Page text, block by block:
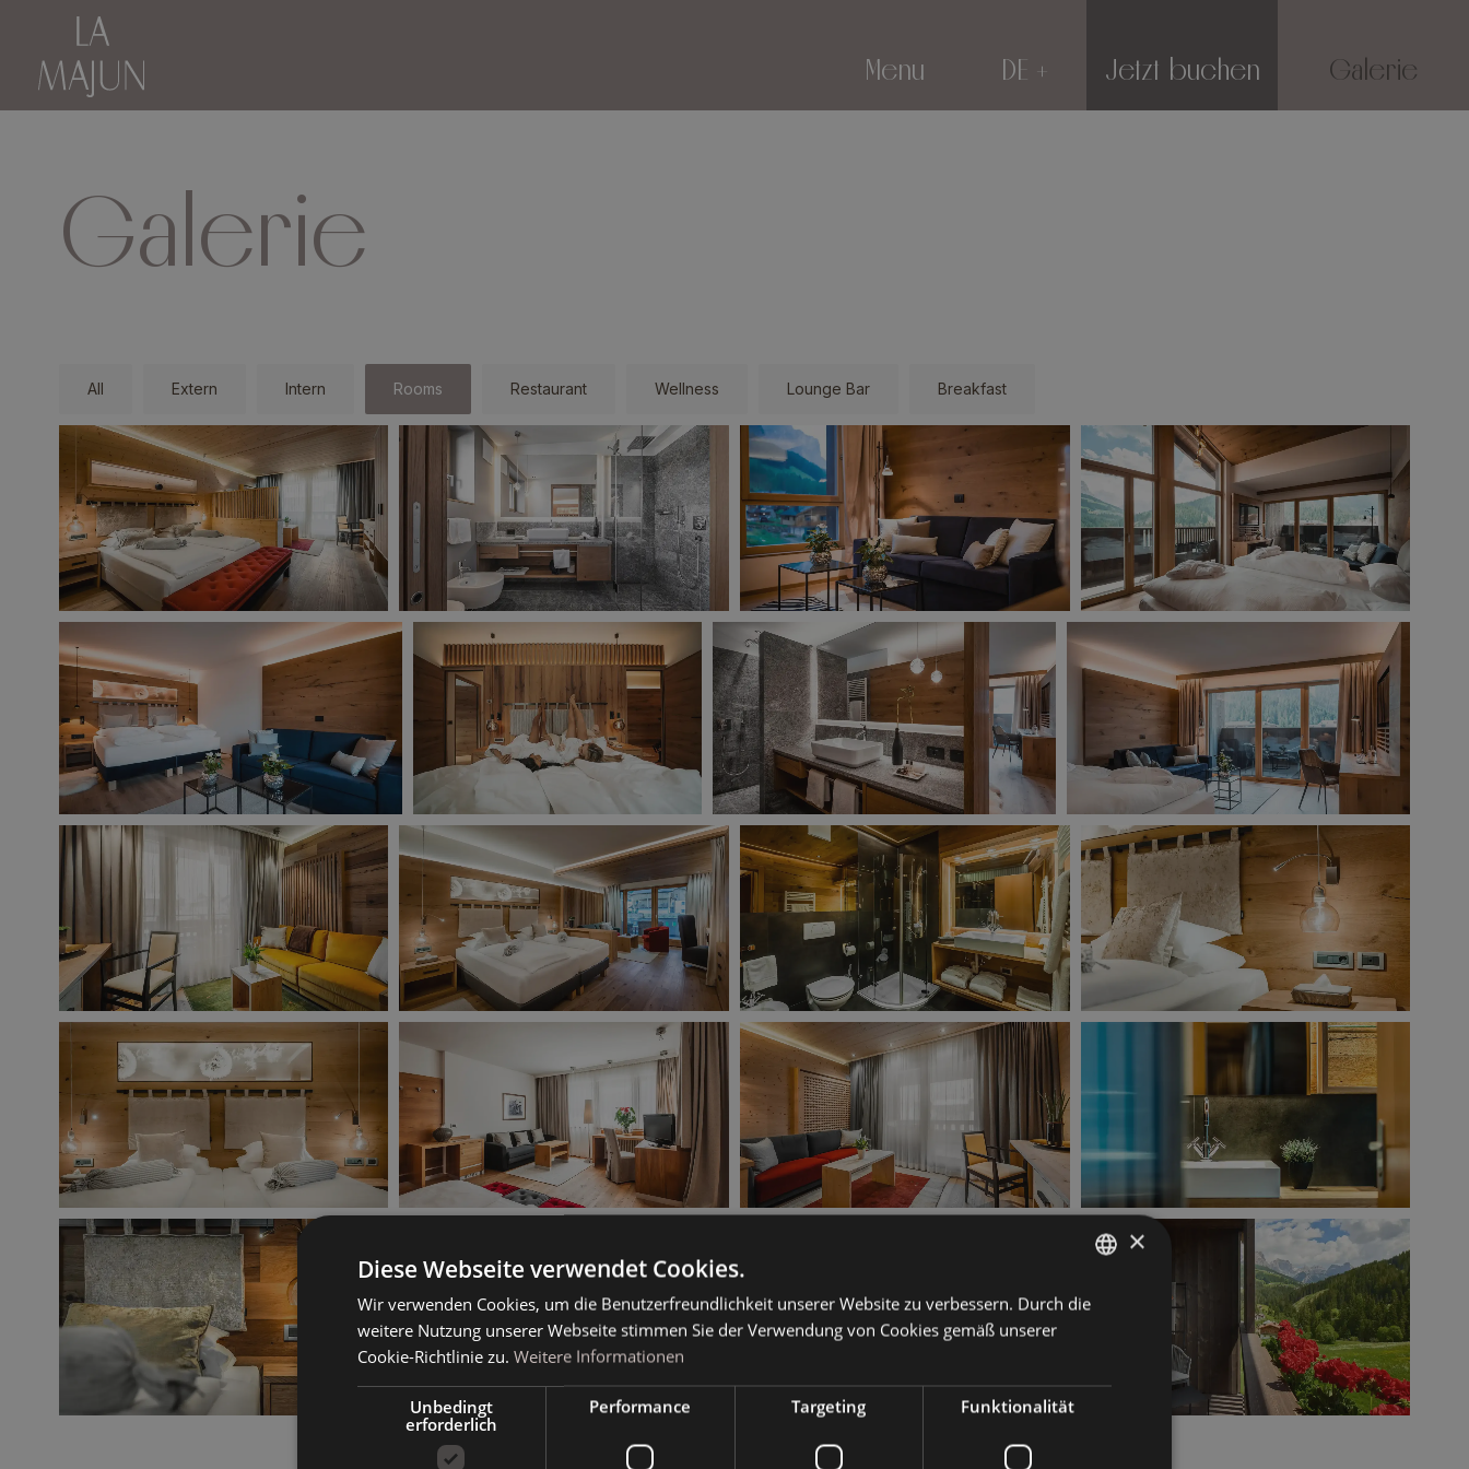
Menu DE Jetzt buchen Galerie
Galerie
All Extern Intern Rooms Restaurant Wellness Lounge Bar Breakfast
ITALIAN
×
Diese Webseite verwendet Cookies.
Wir verwenden Cookies, um die Benutzerfreundlichkeit unserer Website zu verbessern. Durch die
weitere Nutzung unserer Webseite stimmen Sie der Verwendung von Cookies gemäß unserer
Cookie-Richtlinie zu. Weitere Informationen
Unbedingt
erforderlich
Performance Targeting Funktionalität